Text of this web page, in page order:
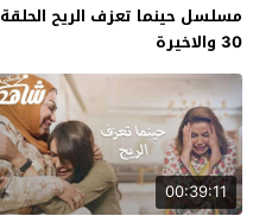
مسلسل حينما تعزف الريح الحلقة
30 والاخيرة
00:39:11